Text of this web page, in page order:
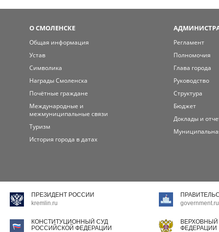
О СМОЛЕНСКЕ
Общая информация
Устав
Символика
Награды Смоленска
Почётные граждане
Международные и
межмуниципальные связи
Туризм
История города в датах
Регламент
Полномочия
Глава города
Руководство
Структура
Бюджет
Доклады и
ПРЕЗИДЕНТ РОССИИ
kremlin.ru
government.ru
КОНСТИТУЦИОННЫЙ СУД
РОССИЙСКОЙ ФЕДЕРАЦИИ
ФЕДЕРАЦИИ